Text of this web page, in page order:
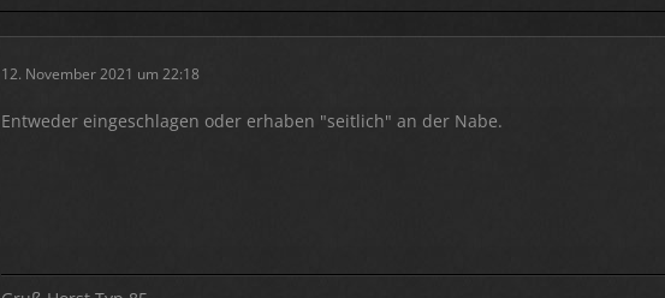
12. November 2021 um 22:18
Entweder eingeschlagen oder erhaben "seitlich" an der Nabe.